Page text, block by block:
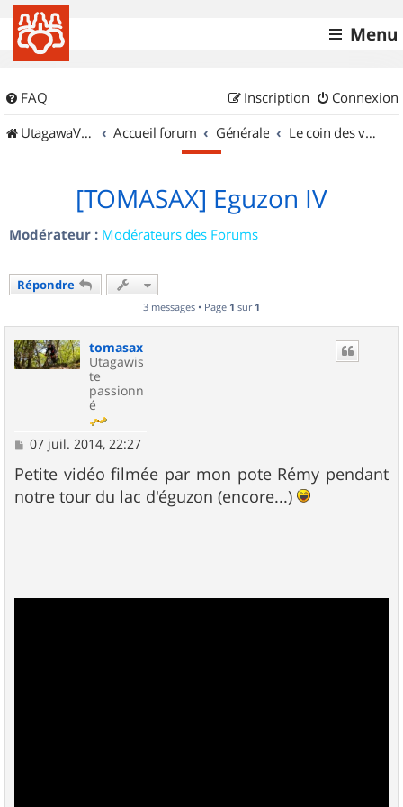
Menu
FAQ Connexion
Inscription
UtagawaVTT (Randos VTT et VTTAE avec traces GPS)
Accueil forum Générale Le coin des vidéastes
[TOMASAX] Eguzon IV
Modérateur : Modérateurs des Forums
Répondre
3 messages • Page 1 sur 1
tomasax
Utagawis
te
passionn
é
M
s
s
a
07 juil. 2014, 22:27
Petite vidéo filmée par mon pote Rémy pendant
notre tour du lac d'éguzon (encore...)